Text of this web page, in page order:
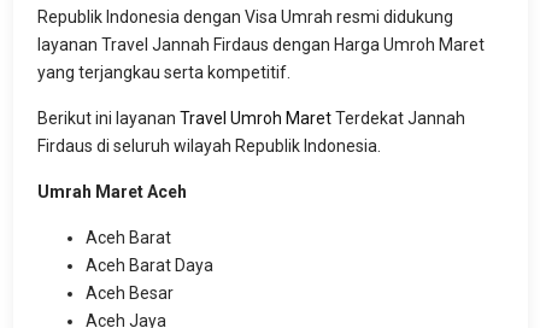
Republik Indonesia dengan Visa Umrah resmi didukung
layanan Travel Jannah Firdaus dengan Harga Umroh Maret
yang terjangkau serta kompetitif.
Berikut ini layanan Travel Umroh MaretTerdekat Jannah
Firdaus di seluruh wilayah Republik Indonesia.
Umrah Maret Aceh
Aceh Barat
Aceh Barat Daya
Aceh Besar
Aceh Jaya